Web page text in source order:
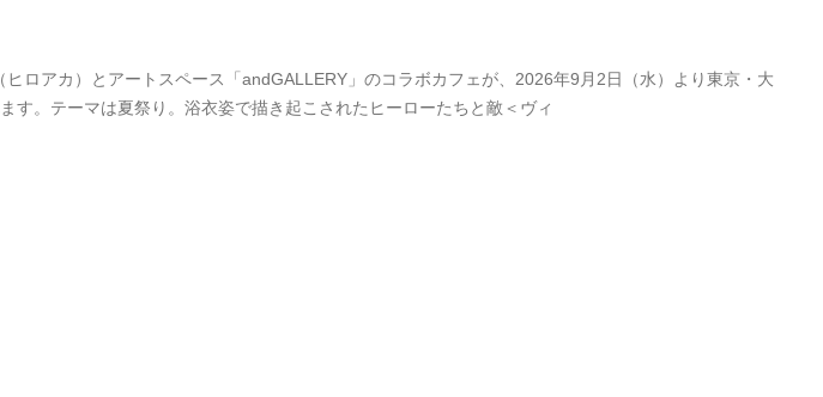
ロアカ）とアートスペース「andGALLERY」のコラボカフェが、2026年9月2日（水）より東京・大
す。テーマは夏祭り。浴衣姿で描き起こされたヒーローたちと敵＜ヴィ